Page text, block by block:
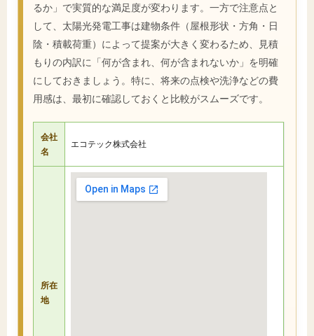
るか」で実質的な満足度が変わります。一方で注意点と
して、太陽光発電工事は建物条件（屋根形状・方角・日
陰・積載荷重）によって提案が大きく変わるため、見積
もりの内訳に「何が含まれ、何が含まれないか」を明確
にしておきましょう。特に、将来の点検や洗浄などの費
用感は、最初に確認しておくと比較がスムーズです。
会社
名
エコテック株式会社
所在
地